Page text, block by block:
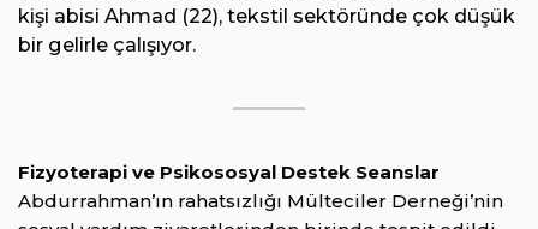
kişi abisi Ahmad (22), tekstil sektöründe çok düşük
bir gelirle çalışıyor.
Fizyoterapi ve Psikososyal Destek Seanslar
Abdurrahman’ın rahatsızlığı Mülteciler Derneği’nin